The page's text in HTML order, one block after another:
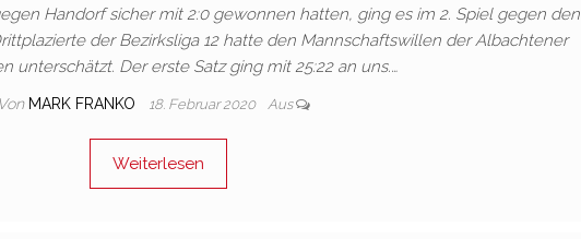
Handorf sicher mit 2:0 gewonnen hatten, ging es im 2. Spiel gegen den
der Bezirksliga 12 hatte den Mannschaftswillen der Albachtener
unterschätzt. Der erste Satz ging mit 25:22 an uns.…
Von MARK FRANKO 18. Februar 2020 Aus
Weiterlesen